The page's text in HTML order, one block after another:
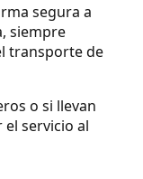
segura a
siempre
transporte de
o si llevan
servicio al